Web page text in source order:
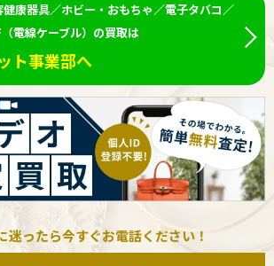
健康器具／ホビー・おもちゃ／電子タバコ／
電線ケーブル）の買取は
ト事業部へ
迷ったら今すぐお電話ください！